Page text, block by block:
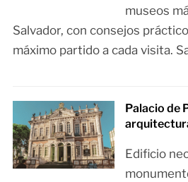
museos
Salvador, con consejos
máximo partido a cada visita.
Palacio de
Edificio